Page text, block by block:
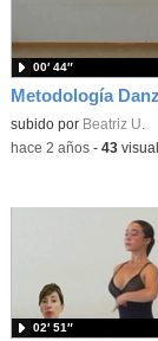
Contenido educativo.
subido por Beatriz U.
00′ 44″
-hace 2 años- 43
02′ 51″